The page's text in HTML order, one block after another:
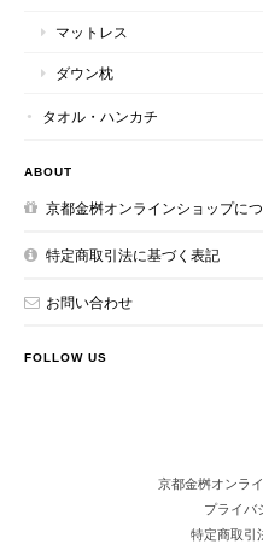
マットレス
ダウン枕
タオル・ハンカチ
ABOUT
京都金桝オンラインショップに
特定商取引法に基づく表記
お問い合わせ
FOLLOW US
京都金桝オンラ
プライバ
特定商取引